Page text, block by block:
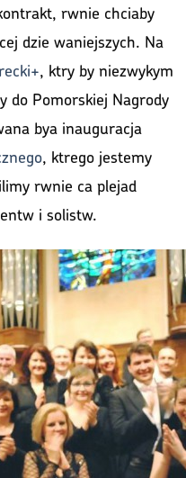
rwnie chciaby
dzie waniejszych. Na
, ktry by niezwykym
do Pomorskiej Nagrody
bya inauguracja
, ktrego jestemy
rwnie ca plejad
i solistw.